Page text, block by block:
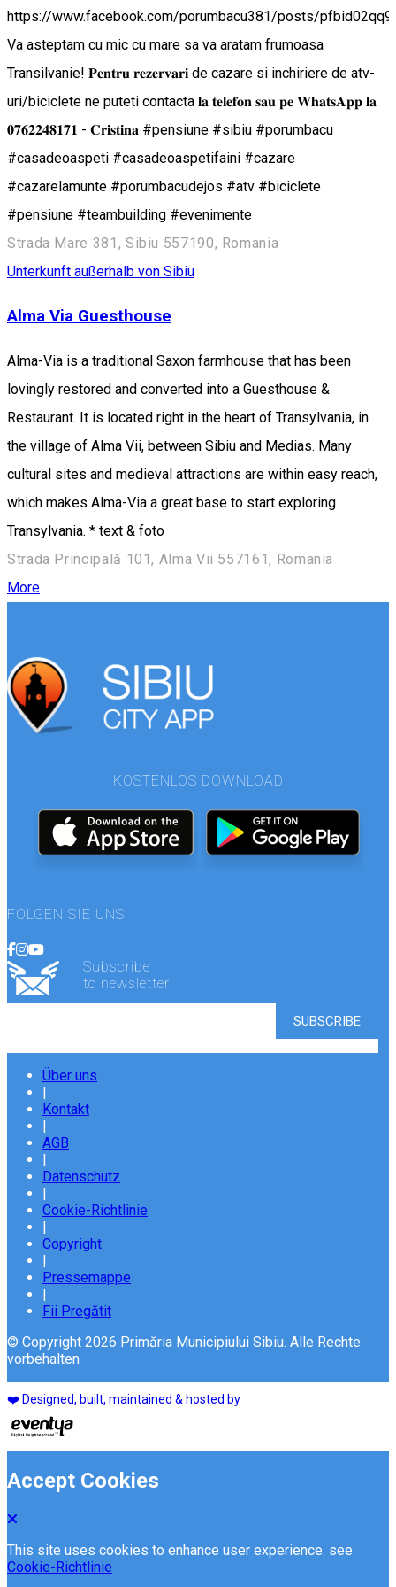
https://www.facebook.com/porumbacu381/posts/
Va asteptam cu mic cu mare sa va aratam frumoasa
Transilvanie! 𝐏𝐞𝐧𝐭𝐫𝐮 𝐫𝐞𝐳𝐞𝐫𝐯𝐚𝐫𝐢 de cazare si inchiriere de atv-
uri/biciclete ne puteti contacta 𝐥𝐚 𝐭𝐞𝐥𝐞𝐟𝐨𝐧 𝐬𝐚𝐮 𝐩𝐞 𝐖𝐡𝐚𝐭𝐬𝐀𝐩𝐩 𝐥𝐚
𝟎𝟕𝟔𝟐𝟐𝟒𝟖𝟏𝟕𝟏 - 𝐂𝐫𝐢𝐬𝐭𝐢𝐧𝐚 #pensiune #sibiu #porumbacu
#casadeoaspeti #casadeoaspetifaini #cazare
#cazarelamunte #porumbacudejos #atv #biciclete
#pensiune #teambuilding #evenimente
Strada Mare 381, Sibiu 557190, Romania
Unterkunft außerhalb von Sibiu
Alma Via Guesthouse
Alma-Via is a traditional Saxon farmhouse that has been
lovingly restored and converted into a Guesthouse &
Restaurant. It is located right in the heart of Transylvania, in
the village of Alma Vii, between Sibiu and Medias. Many
cultural sites and medieval attractions are within easy reach,
which makes Alma-Via a great base to start exploring
Transylvania. * text & foto
Strada Principală 101, Alma Vii 557161, Romania
More
KOSTENLOS DOWNLOAD
FOLGEN SIE UNS
Subscribe
to newsletter
Über uns
|
Kontakt
|
AGB
|
Datenschutz
|
Cookie-Richtlinie
|
Copyright
|
Pressemappe
|
Fii Pregătit
© Copyright 2026 Primăria Municipiului Sibiu. Alle Rechte
vorbehalten
❤️ Designed, built, maintained & hosted by
Accept Cookies
This site uses cookies to enhance user experience. see
Cookie-Richtlinie